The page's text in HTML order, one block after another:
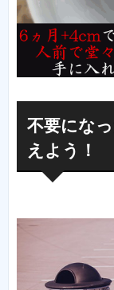
不要にな
えよう！